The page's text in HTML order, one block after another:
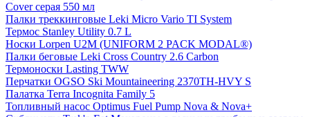
Cover серая 550 мл
Палки треккинговые Leki Micro Vario TI System
Термос Stanley Utility 0.7 L
Носки Lorpen U2M (UNIFORM 2 PACK MODAL®)
Палки беговые Leki Cross Country 2.6 Carbon
Термоноски Lasting TWW
Перчатки OGSO Ski Mountaineering 2370TH-HVY S
Палатка Terra Incognita Family 5
Топливный насос Optimus Fuel Pump Nova & Nova+